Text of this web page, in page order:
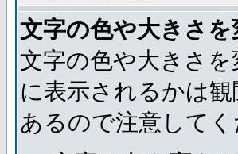
文字の色や大きさ
文字の色や大きさ
に表示されるかは
あるので注意してく